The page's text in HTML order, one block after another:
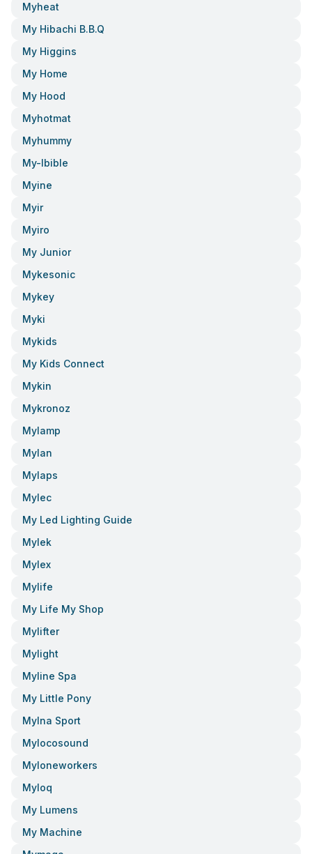
Myheat
My Hibachi B.b.q
My Higgins
My Home
My Hood
Myhotmat
Myhummy
My-Ibible
Myine
Myir
Myiro
My Junior
Mykesonic
Mykey
Myki
Mykids
My Kids Connect
Mykin
Mykronoz
Mylamp
Mylan
Mylaps
Mylec
My Led Lighting Guide
Mylek
Mylex
Mylife
My Life My Shop
Mylifter
Mylight
Myline Spa
My Little Pony
Mylna Sport
Mylocosound
Myloneworkers
Myloq
My Lumens
My Machine